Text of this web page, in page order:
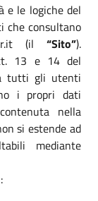
e le logiche del
che consultano
(il “Sito”).
13 e 14 del
a tutti gli utenti
i propri dati
nella
si estende ad
mediante